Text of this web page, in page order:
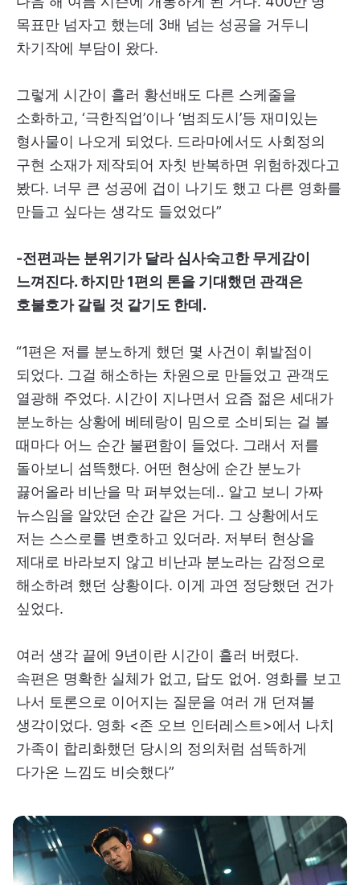
목표만 넘자고 했는데 3배 넘는 성공을 거두니
차기작에 부담이 왔다.
그렇게 시간이 흘러 황선배도 다른 스케줄을
소화하고, ‘극한직업’이나 ‘범죄도시’등 재미있는
형사물이 나오게 되었다. 드라마에서도 사회정의
구현 소재가 제작되어 자칫 반복하면 위험하겠다고
봤다. 너무 큰 성공에 겁이 나기도 했고 다른 영화를
만들고 싶다는 생각도 들었었다”
-전편과는 분위기가 달라 심사숙고한 무게감이
느껴진다. 하지만 1편의 톤을 기대했던 관객은
호불호가 갈릴 것 같기도 한데.
“1편은 저를 분노하게 했던 몇 사건이 휘발점이
되었다. 그걸 해소하는 차원으로 만들었고 관객도
열광해 주었다. 시간이 지나면서 요즘 젊은 세대가
분노하는 상황에 베테랑이 밈으로 소비되는 걸 볼
때마다 어느 순간 불편함이 들었다. 그래서 저를
돌아보니 섬뜩했다. 어떤 현상에 순간 분노가
끓어올라 비난을 막 퍼부었는데.. 알고 보니 가짜
뉴스임을 알았던 순간 같은 거다. 그 상황에서도
저는 스스로를 변호하고 있더라. 저부터 현상을
제대로 바라보지 않고 비난과 분노라는 감정으로
해소하려 했던 상황이다. 이게 과연 정당했던 건가
싶었다.
여러 생각 끝에 9년이란 시간이 흘러 버렸다.
속편은 명확한 실체가 없고, 답도 없어. 영화를 보고
나서 토론으로 이어지는 질문을 여러 개 던져볼
생각이었다. 영화 <존 오브 인터레스트>에서 나치
가족이 합리화했던 당시의 정의처럼 섬뜩하게
다가온 느낌도 비슷했다”